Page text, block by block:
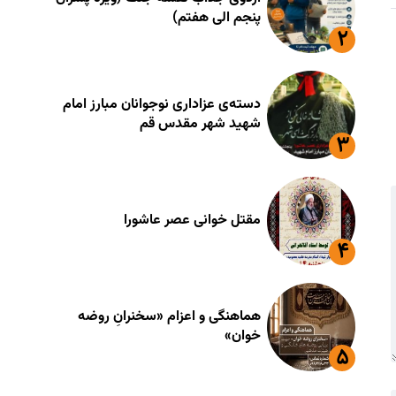
پنجم الی هفتم)
دسته‌ی عزاداری نوجوانان مبارز امام
شهید شهر مقدس قم
مقتل خوانی عصر عاشورا
هماهنگی و اعزام «سخنرانِ روضه
خوان»